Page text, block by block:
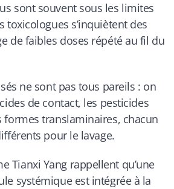
sont souvent sous les limites
toxicologues s’inquiètent des
de faibles doses répété au fil du
ne sont pas tous pareils : on
de contact, les pesticides
formestranslaminaires, chacun
pour le lavage.
Tianxi Yang rappellent qu’une
systémique est intégrée à la